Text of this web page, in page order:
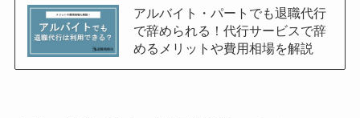
アルバイト・パートでも退職代行
で辞められる！代行サービスで辞
めるメリットや費用相場を解説